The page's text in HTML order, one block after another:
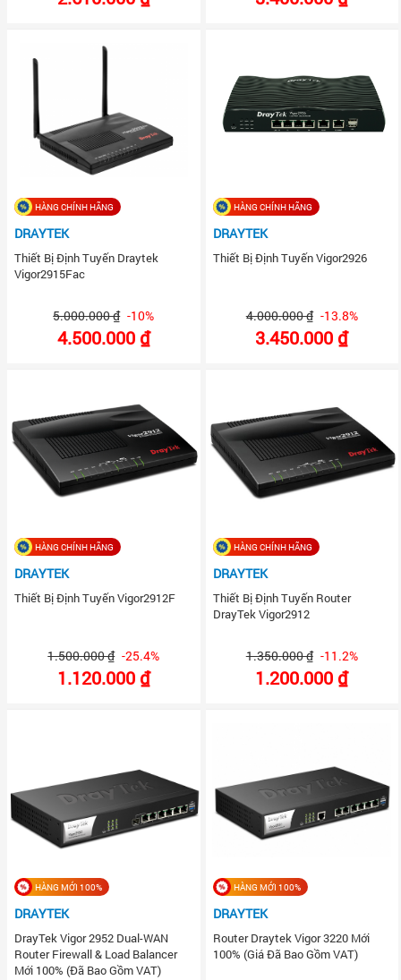
HÀNG CHÍNH HÃNG
DRAYTEK
Thiết Bị Định Tuyến Draytek
Vigor2915Fac
5.000.000 ₫ -10%
4.500.000 ₫
HÀNG CHÍNH HÃNG
DRAYTEK
Thiết Bị Định Tuyến Vigor2926
4.000.000 ₫ -13.8%
3.450.000 ₫
HÀNG CHÍNH HÃNG
DRAYTEK
Thiết Bị Định Tuyến Vigor2912F
1.500.000 ₫ -25.4%
1.120.000 ₫
HÀNG CHÍNH HÃNG
DRAYTEK
Thiết Bị Định Tuyến Router
DrayTek Vigor2912
1.350.000 ₫ -11.2%
1.200.000 ₫
HÀNG MỚI 100%
DRAYTEK
DrayTek Vigor 2952 Dual-WAN
Router Firewall & Load Balancer
Mới 100% (Đã Bao Gồm VAT)
HÀNG MỚI 100%
DRAYTEK
Router Draytek Vigor 3220 Mới
100% (Giá Đã Bao Gồm VAT)